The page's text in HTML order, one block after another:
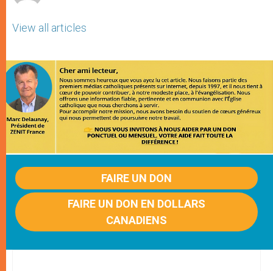
View all articles
FAIRE UN DON
FAIRE UN DON EN DOLLARS
CANADIENS